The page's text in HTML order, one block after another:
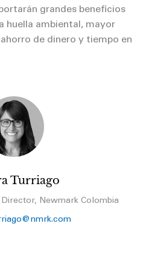
grandes beneficios
huella ambiental, mayor
de dinero y tiempo en
Turriago
Newmark Colombia